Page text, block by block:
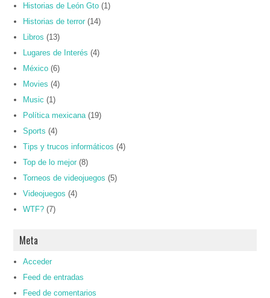
Historias de León Gto (1)
Historias de terror (14)
Libros (13)
Lugares de Interés (4)
México (6)
Movies (4)
Music (1)
Política mexicana (19)
Sports (4)
Tips y trucos informáticos (4)
Top de lo mejor (8)
Torneos de videojuegos (5)
Videojuegos (4)
WTF? (7)
Meta
Acceder
Feed de entradas
Feed de comentarios